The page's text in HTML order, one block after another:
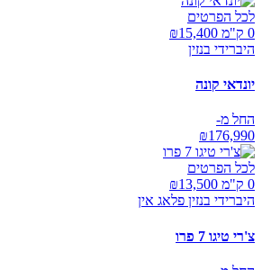
לכל הפרטים
0 ק"מ ₪
15,400
היברידי בנזין
יונדאי קונה
החל מ-
₪176,990
לכל הפרטים
0 ק"מ ₪
13,500
היברידי בנזין פלאג אין
צ'רי טיגו 7 פרו